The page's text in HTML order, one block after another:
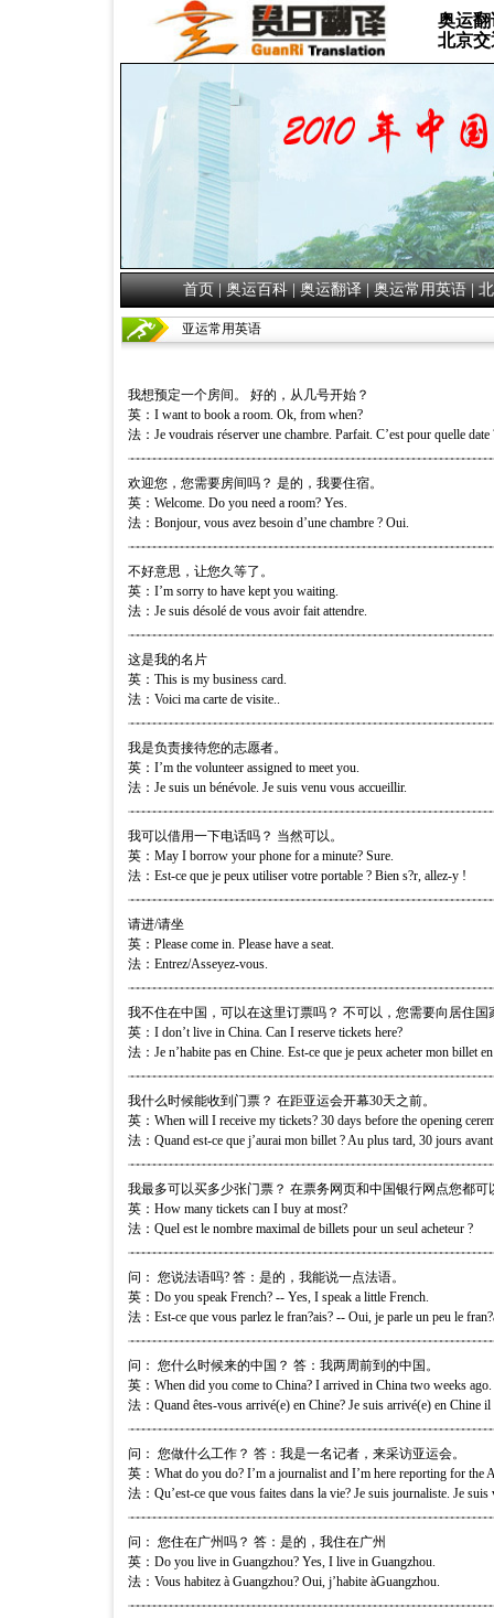
奥运
北京
首页|奥运百科|奥运翻译|奥运常用英语|
亚运常用英语
我想预定一个房间。 好的，从几号开始？
英：I want to book a room. Ok, from when?
法：Je voudrais réserver une chambre. Parfait. C’est pour quelle date
欢迎您，您需要房间吗？ 是的，我要住宿。
英：Welcome. Do you need a room? Yes.
法：Bonjour, vous avez besoin d’une chambre ? Oui.
不好意思，让您久等了。
英：I’m sorry to have kept you waiting.
法：Je suis désolé de vous avoir fait attendre.
这是我的名片
英：This is my business card.
法：Voici ma carte de visite..
我是负责接待您的志愿者。
英：I’m the volunteer assigned to meet you.
法：Je suis un bénévole. Je suis venu vous accueillir.
我可以借用一下电话吗？ 当然可以。
英：May I borrow your phone for a minute? Sure.
法：Est-ce que je peux utiliser votre portable ? Bien s?r, allez-y !
请进/请坐
英：Please come in. Please have a seat.
法：Entrez/Asseyez-vous.
我不住在中国，可以在这里订票吗？ 不可以，您需要向居住
英：I don’t live in China. Can I reserve tickets here?
法：Je n’habite pas en Chine. Est-ce que je peux acheter mon billet
我什么时候能收到门票？ 在距亚运会开幕30天之前。
英：When will I receive my tickets? 30 days before the opening
法：Quand est-ce que j’aurai mon billet ? Au plus tard, 30 jours
我最多可以买多少张门票？ 在票务网页和中国银行网点您都可
英：How many tickets can I buy at most?
法：Quel est le nombre maximal de billets pour un seul acheteur ?
问： 您说法语吗? 答：是的，我能说一点法语。
英：Do you speak French? -- Yes, I speak a little French.
法：Est-ce que vous parlez le fran?ais? -- Oui, je parle un peu le
问： 您什么时候来的中国？ 答：我两周前到的中国。
英：When did you come to China? I arrived in China two weeks ago.
法：Quand êtes-vous arrivé(e) en Chine? Je suis arrivé(e) en Chine il
问： 您做什么工作？ 答：我是一名记者，来采访亚运会。
英：What do you do? I’m a journalist and I’m here reporting for the
法：Qu’est-ce que vous faites dans la vie? Je suis journaliste. Je
问： 您住在广州吗？ 答：是的，我住在广州
英：Do you live in Guangzhou? Yes, I live in Guangzhou.
法：Vous habitez à Guangzhou? Oui, j’habite àGuangzhou.